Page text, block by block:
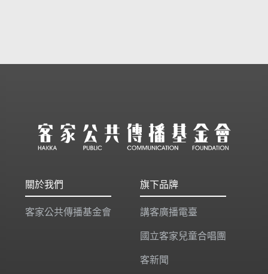
關於我們
客家公共傳播基金會
旗下品牌
講客廣播電臺
國立客家兒童合唱團
客新聞